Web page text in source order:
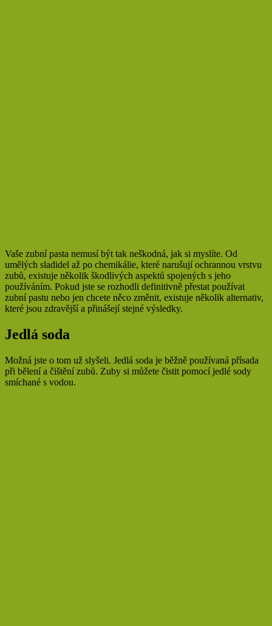
Vaše zubní pasta nemusí být tak neškodná, jak si myslíte. Od
umělých sladidel až po chemikálie, které narušují ochrannou vrstvu
zubů, existuje několik škodlivých aspektů spojených s jeho
používáním. Pokud jste se rozhodli definitivně přestat používat
zubní pastu nebo jen chcete něco změnit, existuje několik alternativ,
které jsou zdravější a přinášejí stejné výsledky.
Jedlá soda
Možná jste o tom už slyšeli. Jedlá soda je běžně používaná přísada
při bělení a čištění zubů. Zuby si můžete čistit pomocí jedlé sody
smíchané s vodou.